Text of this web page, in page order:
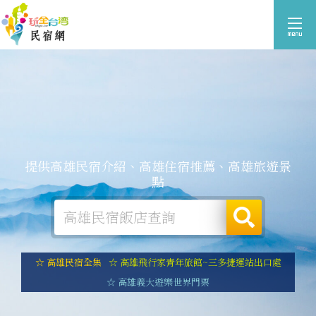
提供高雄民宿介紹、高雄住宿推薦、高雄旅遊景
點
☆ 高雄民宿全集
☆ 高雄飛行家青年旅館~三多捷運站出口處
☆ 高雄義大遊樂世界門票